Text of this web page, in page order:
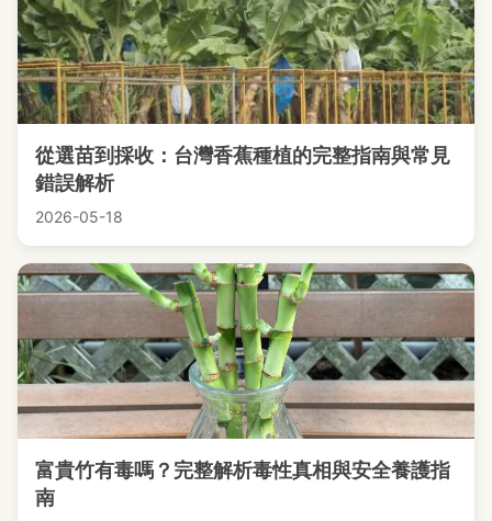
從選苗到採收：台灣香蕉種植的完整指南與常見
錯誤解析
2026-05-18
富貴竹有毒嗎？完整解析毒性真相與安全養護指
南